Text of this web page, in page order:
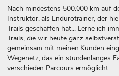
Nach mindestens 500.000 km auf
Instruktor, als Endurotrainer, der
Trails geschaffen hat... Lerne ich
Trails, die wir heute ganz
gemeinsam mit meinen Kunden
Wegenetz, das ein stundenlanges
verschieden Parcours ermöglicht.